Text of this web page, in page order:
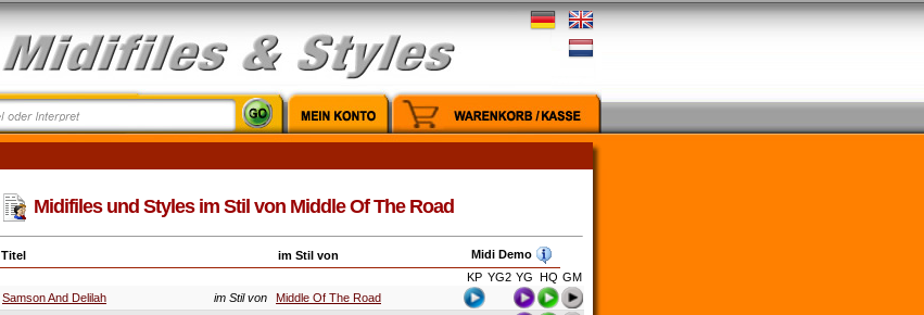
Midifiles und Styles im Stil von Middle Of The Road
Titel im Stil von
Midi Demo
KP YG2 YG HQ GM
Samson And Delilah
im Stil von
Middle Of The Road